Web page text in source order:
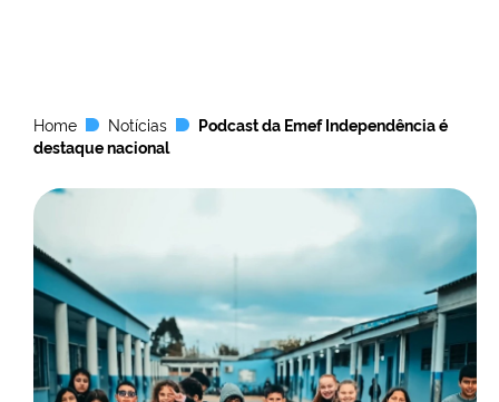
Home Notícias
Podcast da Emef Independência é
destaque nacional